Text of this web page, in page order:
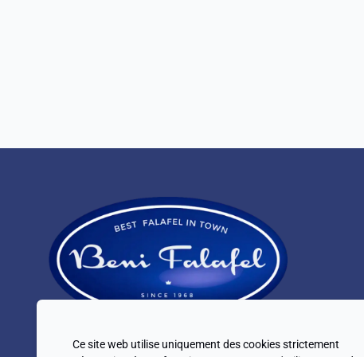
Ce site web utilise uniquement des cookies strictement